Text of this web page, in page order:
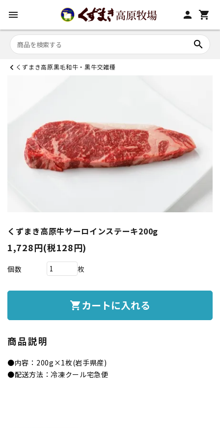
menu person shopping_cart
search
くずまき高原黒毛和牛・黒牛交雑種
くずまき高原牛サーロインステーキ200g
1,728円(税128円)
個数 枚
shopping_cart カートに入れる
商品説明
●内容：200g×1枚(岩手県産)
●配送方法：冷凍クール宅急便